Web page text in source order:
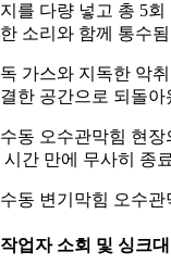
를 다량 넣고 총 5
소리와 함께 통수
가스와 지독한 악
한 공간으로 되돌아
동 오수관막힘 현
시간 만에 무사히 종
동 변기막힘 오수
업자 소회 및 싱크